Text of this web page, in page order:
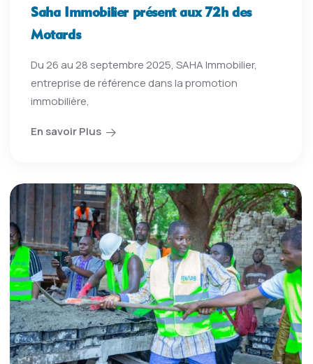
Saha Immobilier présent aux 72h des
Motards
Du 26 au 28 septembre 2025, SAHA Immobilier,
entreprise de référence dans la promotion
immobilière,
En savoir Plus